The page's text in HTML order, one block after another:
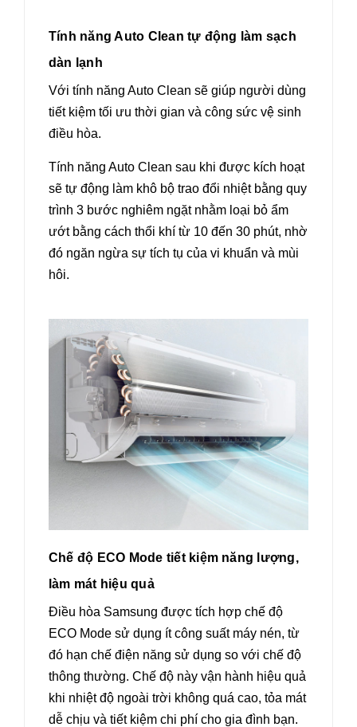
Tính năng Auto Clean tự động làm sạch
dàn lạnh
Với tính năng Auto Clean sẽ giúp người dùng
tiết kiệm tối ưu thời gian và công sức vệ sinh
điều hòa.
Tính năng Auto Clean sau khi được kích hoạt
sẽ tự động làm khô bộ trao đổi nhiệt bằng quy
trình 3 bước nghiêm ngặt nhằm loại bỏ ẩm
ướt bằng cách thổi khí từ 10 đến 30 phút, nhờ
đó ngăn ngừa sự tích tụ của vi khuẩn và mùi
hôi.
Chế độ ECO Mode tiết kiệm năng lượng,
làm mát hiệu quả
Điều hòa Samsung được tích hợp chế độ
ECO Mode sử dụng ít công suất máy nén, từ
đó hạn chế điện năng sử dụng so với chế độ
thông thường. Chế độ này vận hành hiệu quả
khi nhiệt độ ngoài trời không quá cao, tỏa mát
dễ chịu và tiết kiệm chi phí cho gia đình bạn.